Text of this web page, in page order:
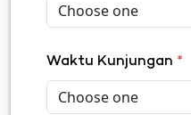
Waktu Kunjungan *